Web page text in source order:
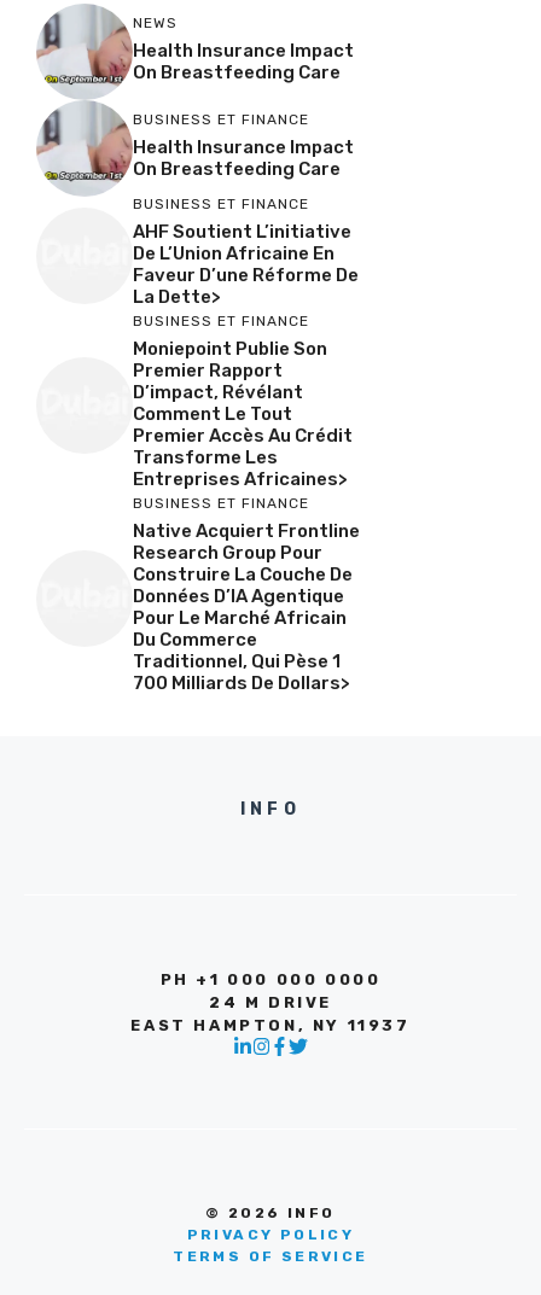
NEWS
Health Insurance Impact
On Breastfeeding Care
BUSINESS ET FINANCE
Health Insurance Impact
On Breastfeeding Care
BUSINESS ET FINANCE
AHF Soutient L’initiative
De L’Union Africaine En
Faveur D’une Réforme De
La Dette>
BUSINESS ET FINANCE
Moniepoint Publie Son
Premier Rapport
D’impact, Révélant
Comment Le Tout
Premier Accès Au Crédit
Transforme Les
Entreprises Africaines>
BUSINESS ET FINANCE
Native Acquiert Frontline
Research Group Pour
Construire La Couche De
Données D’IA Agentique
Pour Le Marché Africain
Du Commerce
Traditionnel, Qui Pèse 1
700 Milliards De Dollars>
INFO
PH +1 000 000 0000
24 M DRIVE
EAST HAMPTON, NY 11937
© 2026 INFO
PRIVACY POLICY
TERMS OF SERVICE